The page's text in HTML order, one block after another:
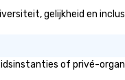
gelijkheid en
of privé-